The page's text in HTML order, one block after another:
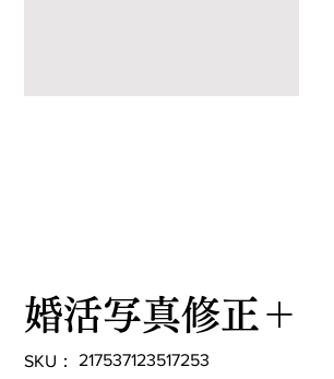
婚活写真修正＋
SKU：
SKU：
217537123517253
217537123517253